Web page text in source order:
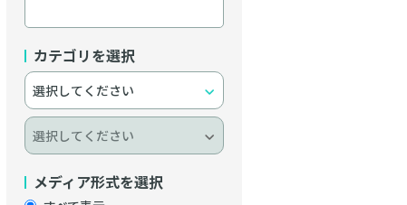
カテゴリを選択
メディア形式を選択